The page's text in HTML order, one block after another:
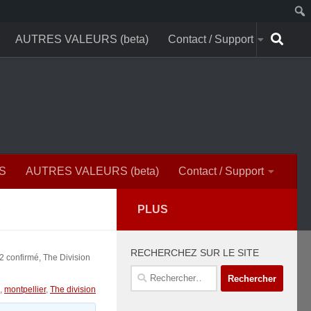
AUTRES VALEURS (beta) Contact / Support
AUTRES VALEURS (beta) Contact / Support
confirmé, The Division
, montpellier, The division
PLUS
RECHERCHEZ SUR LE SITE
Rechercher :